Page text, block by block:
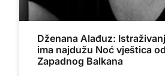
Dženana Alađuz:
ima najdužu Noć vještica
Zapadnog Balkana